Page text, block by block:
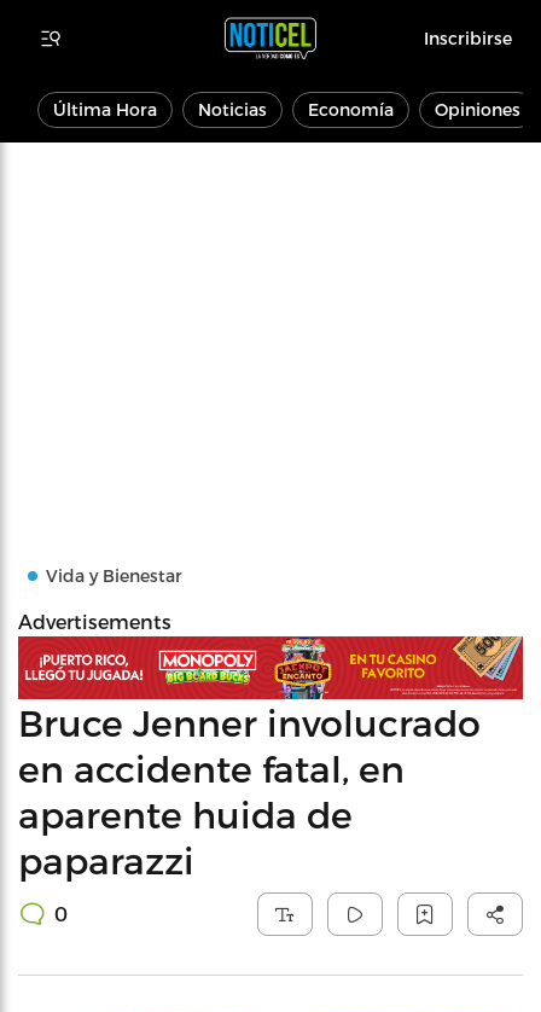
Inscribirse
Última Hora Noticias Economía Opiniones
Vida y Bienestar
Advertisements
Bruce Jenner involucrado
en accidente fatal, en
aparente huida de
paparazzi
0